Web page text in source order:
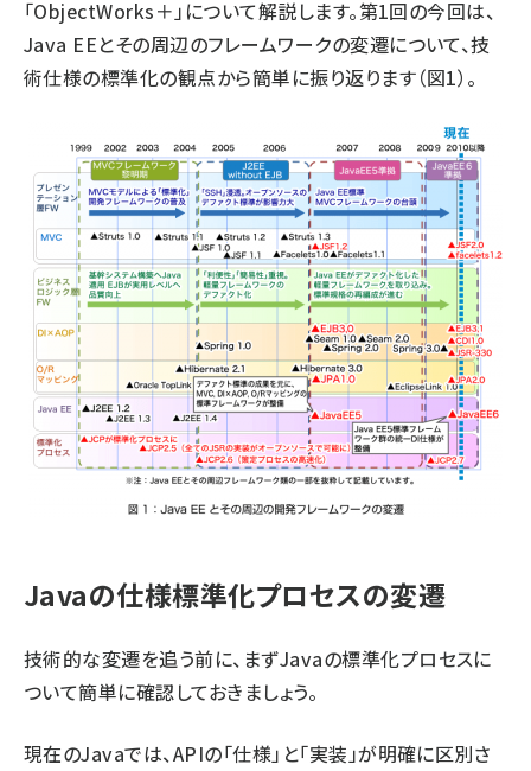
「ObjectWorks＋」について解説します。第1回の今回は、
Java EEとその周辺のフレームワークの変遷について、技
術仕様の標準化の観点から簡単に振り返ります（図1）。
Javaの仕様標準化プロセスの変遷
技術的な変遷を追う前に、まずJavaの標準化プロセスに
ついて簡単に確認しておきましょう。
現在のJavaでは、APIの「仕様」と「実装」が明確に区別さ